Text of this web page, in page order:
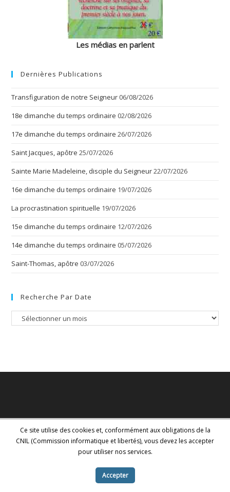
Les médias en parlent
Dernières Publications
Transfiguration de notre Seigneur 06/08/2026
18e dimanche du temps ordinaire 02/08/2026
17e dimanche du temps ordinaire 26/07/2026
Saint Jacques, apôtre 25/07/2026
Sainte Marie Madeleine, disciple du Seigneur22/07/2026
16e dimanche du temps ordinaire 19/07/2026
La procrastination spirituelle 19/07/2026
15e dimanche du temps ordinaire 12/07/2026
14e dimanche du temps ordinaire 05/07/2026
Saint-Thomas, apôtre 03/07/2026
Recherche Par Date
Recherche
Copyright - WordPress Theme by OceanWP
Ce site utilise des cookies et, conformément aux obligations de la
CNIL (Commission informatique et libertés), vous devez les accepter
pour utiliser nos services.
Accepter